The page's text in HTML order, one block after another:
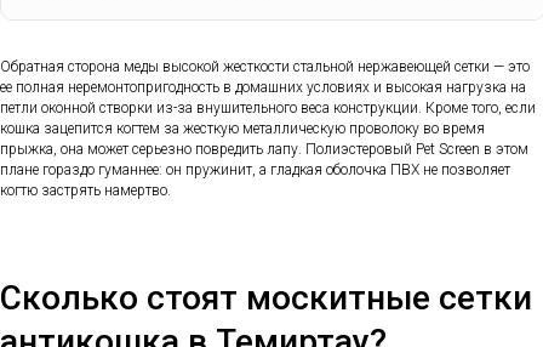
Обратная сторона меды высокой жесткости стальной нержавеющей сетки — это
ее полная неремонтопригодность в домашних условиях и высокая нагрузка на
петли оконной створки из-за внушительного веса конструкции. Кроме того, если
кошка зацепится когтем за жесткую металлическую проволоку во время
прыжка, она может серьезно повредить лапу. Полиэстеровый Pet Screen в этом
плане гораздо гуманнее: он пружинит, а гладкая оболочка ПВХ не позволяет
когтю застрять намертво.
Сколько стоят москитные сетки